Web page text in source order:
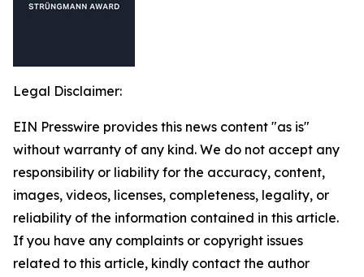
Legal Disclaimer:
EIN Presswire provides this news content "as is"
without warranty of any kind. We do not accept any
responsibility or liability for the accuracy, content,
images, videos, licenses, completeness, legality, or
reliability of the information contained in this article.
If you have any complaints or copyright issues
related to this article, kindly contact the author